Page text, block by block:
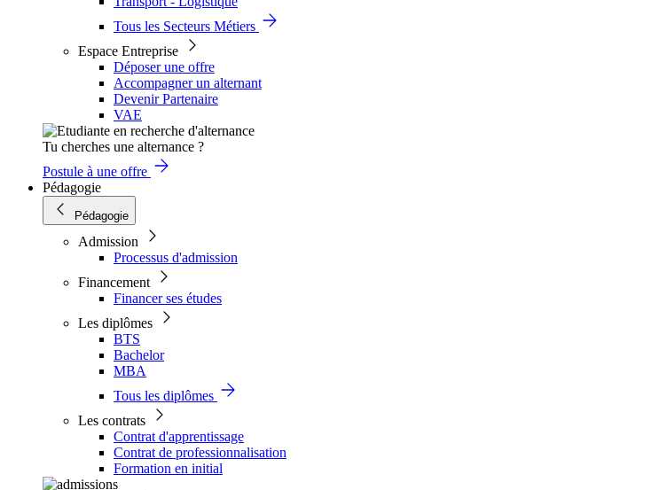
Tous les Secteurs Métiers
Espace Entreprise
Déposer une offre
Accompagner un alternant
Devenir Partenaire
VAE
Tu cherches une alternance ?
Postule à une offre
Pédagogie
Pédagogie
Admission
Processus d'admission
Financement
Financer ses études
Les diplômes
BTS
Bachelor
MBA
Tous les diplômes
Les contrats
Contrat d'apprentissage
Contrat de professionnalisation
Formation en initial